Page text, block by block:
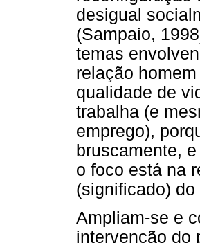
desigual
(Sampaio,
temas
relação
qualidade de
trabalha (e
emprego),
bruscamente,
o foco está na
(significado)
Ampliam-se e
intervenção do